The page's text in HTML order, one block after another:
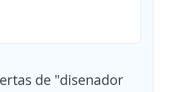
de "disenador